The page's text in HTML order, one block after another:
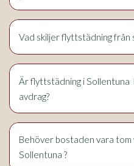
Vad skiljer flyttstädning från
Är flyttstädning i Sollentuna
avdrag?
Behöver bostaden vara
Sollentuna ?